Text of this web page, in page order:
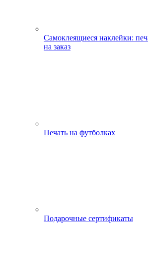
Самоклеящиеся наклейки:
на заказ
Печать на футболках
Подарочные сертификаты